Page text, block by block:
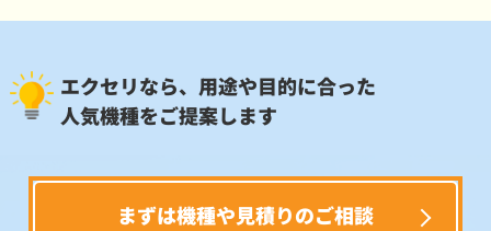
エクセリなら、用途や目的に合った
人気機種をご提案します
まずは機種や見積りのご相談